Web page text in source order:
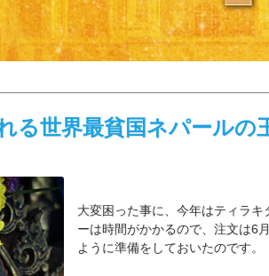
る世界最貧国ネパールの
大変困った事に、今年はティラ
ーは時間がかかるので、注文は6
ように準備をしておいたのです。